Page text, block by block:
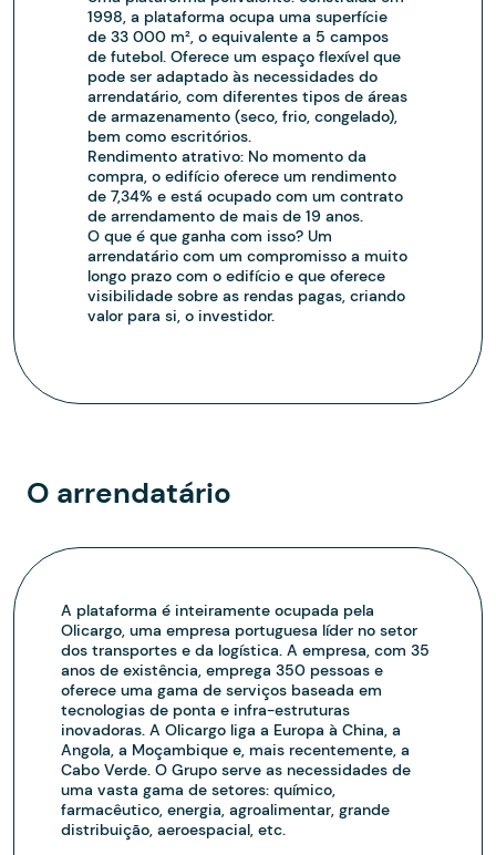
1998, a plataforma ocupa uma superfície
de 33 000 m², o equivalente a 5 campos
de futebol. Oferece um espaço flexível que
pode ser adaptado às necessidades do
arrendatário, com diferentes tipos de áreas
de armazenamento (seco, frio, congelado),
bem como escritórios.
Rendimento atrativo: No momento da
compra, o edifício oferece um rendimento
de 7,34% e está ocupado com um contrato
de arrendamento de mais de 19 anos.
O que é que ganha com isso? Um
arrendatário com um compromisso a muito
longo prazo com o edifício e que oferece
visibilidade sobre as rendas pagas, criando
valor para si, o investidor.
O arrendatário
A plataforma é inteiramente ocupada pela
Olicargo, uma empresa portuguesa líder no setor
dos transportes e da logística. A empresa, com 35
anos de existência, emprega 350 pessoas e
oferece uma gama de serviços baseada em
tecnologias de ponta e infra-estruturas
inovadoras. A Olicargo liga a Europa à China, a
Angola, a Moçambique e, mais recentemente, a
Cabo Verde. O Grupo serve as necessidades de
uma vasta gama de setores: químico,
farmacêutico, energia, agroalimentar, grande
distribuição, aeroespacial, etc.